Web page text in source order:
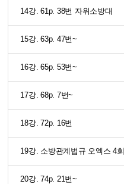
14강. 61p. 38번 자위소방대
15강. 63p. 47번~
16강. 65p. 53번~
17강. 68p. 7번~
18강. 72p. 16번
19강. 소방관계법규 오엑스 4회
20강. 74p. 21번~